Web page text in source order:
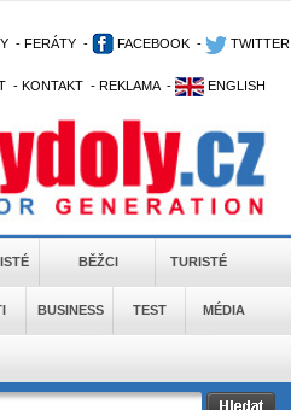
- FERÁTY - FACEBOOK - TWITTER
- KONTAKT - REKLAMA - ENGLISH
BĚŽCI TURISTÉ
BUSINESS TEST MÉDIA